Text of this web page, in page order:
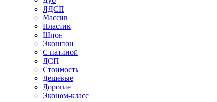
ЛДСП
Массив
Пластик
Шпон
Экошпон
С патиной
ДСП
Стоимость
Дешевые
Дорогие
Эконом-класс